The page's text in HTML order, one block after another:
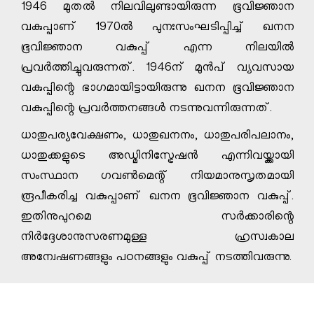
1946 മുതല്‍ നിലവിലുണ്ടായിരുന്ന ഭൂവിജ്ഞാന
വകുപ്പാണ് 1970ല്‍ പുനഃസംഘടിപ്പിച്ച് ഖനന
ഭൂവിജ്ഞാന വകുപ്പ് എന്ന നിലയില്‍
പ്രവര്‍ത്തിച്ചുവരുന്നത്. 1946ന് മുൻപ് വ്യവസായ
വകുപ്പിന്റെ ഭാഗമായിട്ടായിരുന്നു ഖനന ഭൂവിജ്ഞാന
വകുപ്പിന്റെ പ്രവര്‍ത്തനങ്ങൾ നടന്നുവന്നിരുന്നത്.
ധാതുപര്യവേക്ഷണം, ധാതുഖനനം, ധാതുപരിപലാനം,
ധാതുക്കളുടെ അഡ്മിനിസ്ട്രേഷൻ എന്നിവയ്ക്കായി
സംസ്ഥാന ഗവണ്‍മെന്റ് നിയമാനുസൃതമായി
രൂപീകരിച്ച വകുപ്പാണ് ഖനന ഭൂവിജ്ഞാന വകുപ്പ്.
ഇതിനുപുറമെ സർക്കാരിന്റെ
നിർദ്ദേശാനുസരണമുള്ള ഹ്രസ്വകാല
അന്വേഷണങ്ങളും പഠനങ്ങളും വകുപ്പ് നടത്തിവരുന്നു.